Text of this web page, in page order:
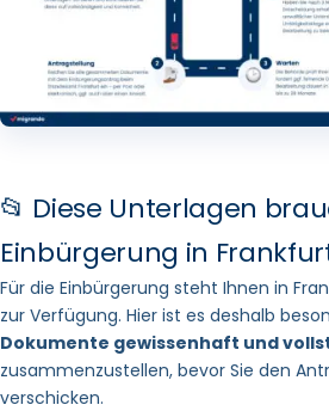
Sie dann alle Unterlagen im
Auf die Entscheidung warten:
Ihres Antrags teilt Ihnen das
Einbürgerungsurkunde
positiven Entscheidung durch
werden Sie vorgeladen, um die
entgegenzunehmen. Wurde Ihr
Sie einen erneuten Versuch
auch einen abgelehnten Antrag in
müssen.Vollständig ausgefülltes
📂 Diese Unterlagen
Einbürgerung in
Für die Einbürgerung steht Ihnen in
zur Verfügung. Hier ist es deshalb
Dokumente gewissenhaft und
zusammenzustellen, bevor Sie den
verschicken.